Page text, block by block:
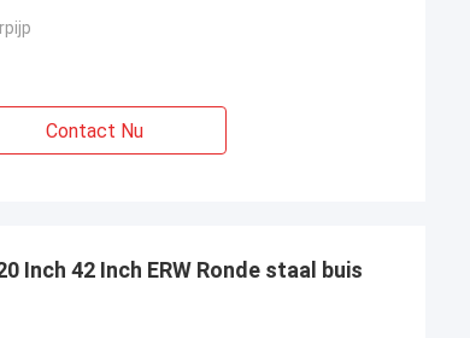
Contact Nu
Inch 42 Inch ERW Ronde staal buis